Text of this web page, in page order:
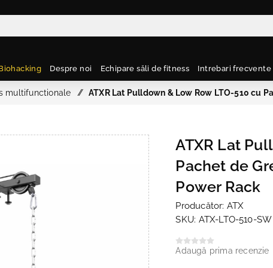
Despre noi Echipare săli de fitness Intrebari frecvente
multifunctionale / ATXR Lat Pulldown & Low Row LTO-510 cu
ATXR Lat
Pachet de
Power Rack
Producător: ATX
SKU: ATX-LTO-510-SW
Adaugă prima recenzie